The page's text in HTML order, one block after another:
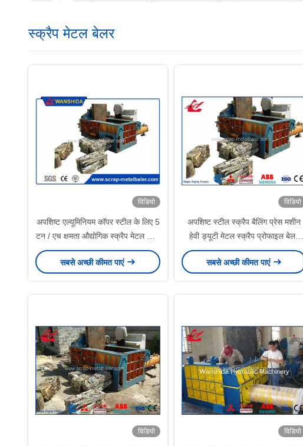
स्क्रैप मेटल बेलर
विडियो
अपशिष्ट एल्यूमिनियम कॉपर स्टील के लिए 5
टन / एच क्षमता औद्योगिक स्क्रैप मेटल बाला
कंपैक्टर
सबसे अच्छी कीमत पाएं
विडियो
अपशिष्ट स्टील स्क्रैप बैलिंग प्रेस मशीन
हेवी ड्यूटी मेटल स्क्रैप प्रोफाइल बेलर
400x400
सबसे अच्छी कीमत पाएं
विडियो विडियो